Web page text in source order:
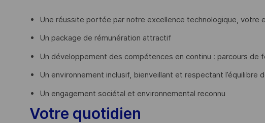
Une réussite portée par notre excellence technologique,
Un package de rémunération attractif
Un développement des compétences en continu : parcours de
Un environnement inclusif, bienveillant et respectant l’équilibre
Un engagement sociétal et environnemental reconnu
Votre quotidien